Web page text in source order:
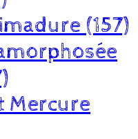
(157)
Mercure